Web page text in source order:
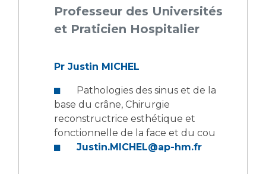
Salon des familles
Transports sanitaires
Handi 13
Pôle Médecine Physique et Réadaptation
Accueil sourds et malentendants
Les structures de recherche
Plateforme des internes
Professionnels de santé
Professeur des Universités
et Praticien Hospitalier
Pr Justin MICHEL
base du crâne, Chirurgie
reconstructrice esthétique et
fonctionnelle de la face et du cou
Justin.MICHEL@ap-hm.fr